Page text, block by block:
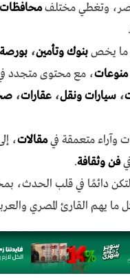
وتغطي مختلفمحافظات
ما يخصبنوك وتأمين،
منوعات، مع محتوى متجدد
، سيارات ونقل، عقارات،
وآراء متعمقة فيمقالات،
فن وثقافة.
دائمًا في قلب الحدث،
يهم القارئ المصري